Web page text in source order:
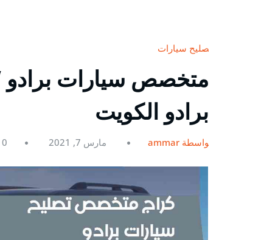
تصليح سيارات
برادو الكويت
بواسطة ammar مارس 7, 2021 0